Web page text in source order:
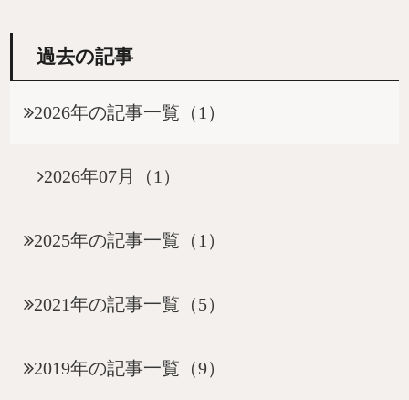
過去の記事
2026年の記事一覧（1）
2026年07月（1）
2025年の記事一覧（1）
2021年の記事一覧（5）
2019年の記事一覧（9）